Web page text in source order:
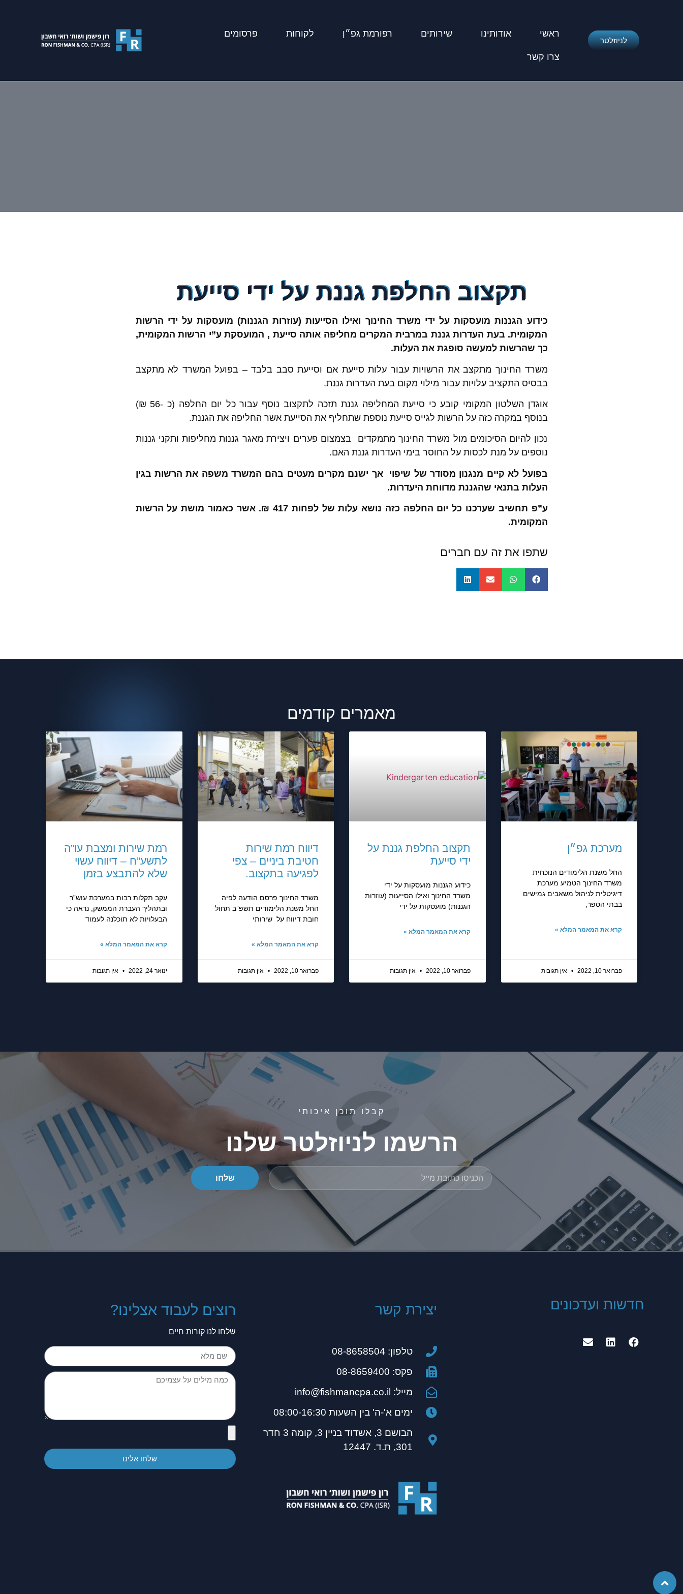
לניוזלטר
ראשי אודותינו שירותים רפורמת גפ״ן לקוחות פרסומים
צרו קשר
תקצוב החלפת גננת על ידי סייעת
כידוע הגננות מועסקות על ידי משרד החינוך ואילו הסייעות (עוזרות הגננות) מועסקות על ידי הרשות
המקומית. בעת העדרות גננת במרבית המקרים מחליפה אותה סייעת , המועסקת ע”י הרשות המקומית,
כך שהרשות למעשה סופגת את העלות.
משרד החינוך מתקצב את הרשויות עבור עלות סייעת אם וסייעת סבב בלבד – בפועל המשרד לא מתקצב
בבסיס התקציב עלויות עבור מילוי מקום בעת העדרות גננת.
אוגדן השלטון המקומי קובע כי סייעת המחליפה גננת תזכה לתקצוב נוסף עבור כל יום החלפה (כ -56 ₪)
בנוסף במקרה כזה על הרשות לגייס סייעת נוספת שתחליף את הסייעת אשר החליפה את הגננת.
נכון להיום הסיכומים מול משרד החינוך מתמקדים בצמצום פערים ויצירת מאגר גננות מחליפות ותקני גננות
נוספים על מנת לכסות על החוסר בימי העדרות גננת האם.
בפועל לא קיים מנגנון מסודר של שיפוי אך ישנם מקרים מעטים בהם המשרד משפה את הרשות בגין
העלות בתנאי שהגננת מדווחת היעדרות.
ע”פ תחשיב שערכנו כל יום החלפה כזה נושא עלות של לפחות 417 ₪. אשר כאמור מושת על הרשות
המקומית.
שתפו את זה עם חברים
מאמרים קודמים
מערכת גפ״ן
החל משנת הלימודים הנוכחית
משרד החינוך הטמיע מערכת
דיגיטלית לניהול משאבים גמישים
בבתי הספר,
קרא את המאמר המלא »
פברואר 10, 2022 אין תגובות
תקצוב החלפת גננת על
ידי סייעת
כידוע הגננות מועסקות על ידי
משרד החינוך ואילו הסייעות (עוזרות
הגננות) מועסקות על ידי
קרא את המאמר המלא »
פברואר 10, 2022 אין תגובות
דיווח רמת שירות
חטיבת ביניים – צפי
לפגיעה בתקצוב.
משרד החינוך פרסם הודעה לפיה
החל משנת הלימודים תשפ”ב תחול
חובת דיווח על שירותי
קרא את המאמר המלא »
פברואר 10, 2022 אין תגובות
רמת שירות ומצבת עו”ה
לתשע”ח – דיווח עשוי
שלא להתבצע בזמן
עקב תקלות רבות במערכת עוש”ר
ובתהליך העברת הממשק, נראה כי
הבעלויות לא תוכלנה לעמוד
קרא את המאמר המלא »
ינואר 24, 2022 אין תגובות
קבלו תוכן איכותי
הרשמו לניוזלטר שלנו
שלחו
חדשות ועדכונים יצירת קשר
טלפון: 08-8658504
פקס: 08-8659400
מייל: info@fishmancpa.co.il
ימים א'-ה' בין השעות 08:00-16:30
הבושם 3, אשדוד בניין 3, קומה 3 חדר
301, ת.ד. 12447
רוצים לעבוד אצלינו?
שלחו לנו קורות חיים
שלחו אלינו